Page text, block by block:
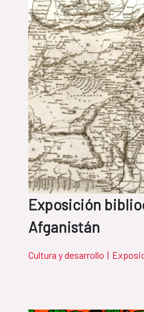
Exposición
Afganistán
Cultura y desarrollo |